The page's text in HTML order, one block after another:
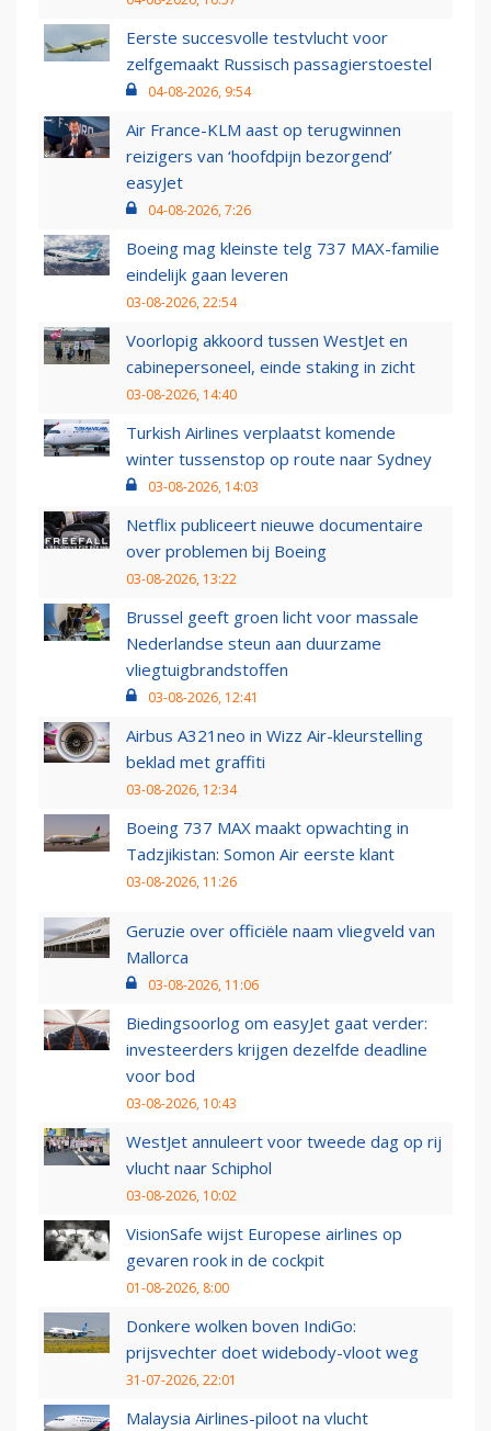
Eerste succesvolle testvlucht voor
zelfgemaakt Russisch passagierstoestel
04-08-2026, 9:54
Air France-KLM aast op terugwinnen
reizigers van ‘hoofdpijn bezorgend’
easyJet
04-08-2026, 7:26
Boeing mag kleinste telg 737 MAX-familie
eindelijk gaan leveren
03-08-2026, 22:54
Voorlopig akkoord tussen WestJet en
cabinepersoneel, einde staking in zicht
03-08-2026, 14:40
Turkish Airlines verplaatst komende
winter tussenstop op route naar Sydney
03-08-2026, 14:03
Netflix publiceert nieuwe documentaire
over problemen bij Boeing
03-08-2026, 13:22
Brussel geeft groen licht voor massale
Nederlandse steun aan duurzame
vliegtuigbrandstoffen
03-08-2026, 12:41
Airbus A321neo in Wizz Air-kleurstelling
beklad met graffiti
03-08-2026, 12:34
Boeing 737 MAX maakt opwachting in
Tadzjikistan: Somon Air eerste klant
03-08-2026, 11:26
Geruzie over officiële naam vliegveld van
Mallorca
03-08-2026, 11:06
Biedingsoorlog om easyJet gaat verder:
investeerders krijgen dezelfde deadline
voor bod
03-08-2026, 10:43
WestJet annuleert voor tweede dag op rij
vlucht naar Schiphol
03-08-2026, 10:02
VisionSafe wijst Europese airlines op
gevaren rook in de cockpit
01-08-2026, 8:00
Donkere wolken boven IndiGo:
prijsvechter doet widebody-vloot weg
31-07-2026, 22:01
Malaysia Airlines-piloot na vlucht